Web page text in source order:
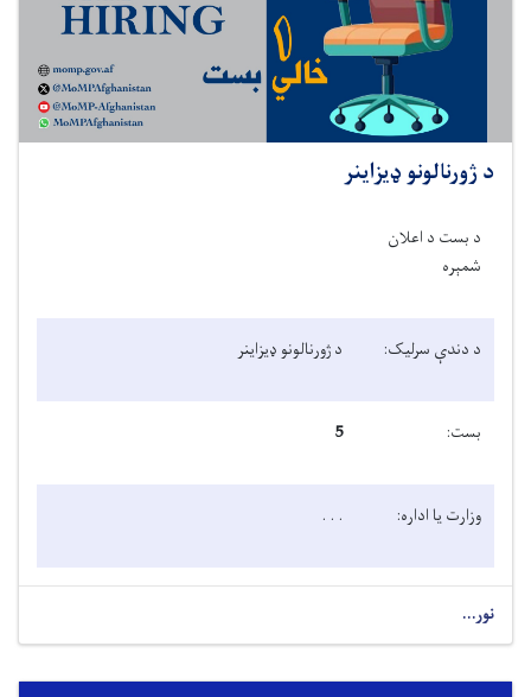
د ژورنالونو ډيزاينر
د بست د اعلان
شمېره
د دندې سرلیک: د ژورنالونو ډيزاينر
بست: 5
وزارت یا اداره: . . .
نور...